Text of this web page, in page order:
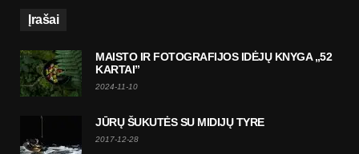
Įrašai
MAISTO IR FOTOGRAFIJOS IDĖJŲ KNYGA „52
KARTAI”
2024-11-10
JŪRŲ ŠUKUTĖS SU MIDIJŲ TYRE
2017-12-28